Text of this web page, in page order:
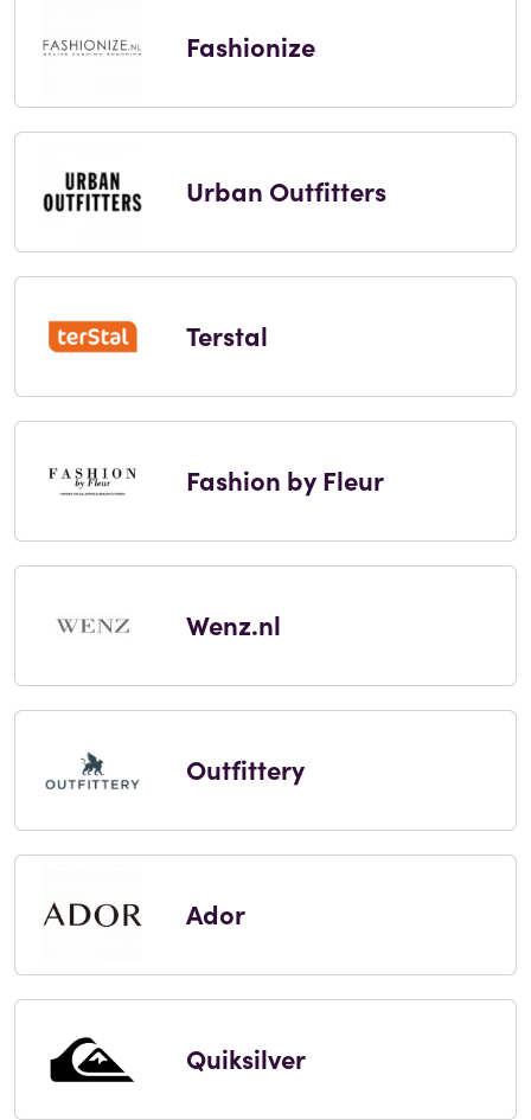
Fashionize
Urban Outfitters
Terstal
Fashion by Fleur
Wenz.nl
Outfittery
Ador
Quiksilver